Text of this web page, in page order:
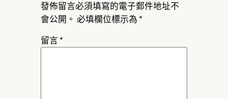
發佈留言必須填寫的電子郵件地址不
會公開。 必填欄位標示為 *
留言 *